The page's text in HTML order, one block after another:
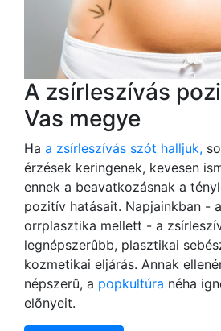
A zsírleszívás
Vas megye
Ha a zsírleszívás szót halljuk,
érzések keringenek, kevesen
ennek a beavatkozásnak a
pozitív hatásait. Napjainkban -
orrplasztika mellett - a
legnépszerûbb, plasztikai
kozmetikai eljárás. Annak
népszerû, a popkultúra néha
elõnyeit.